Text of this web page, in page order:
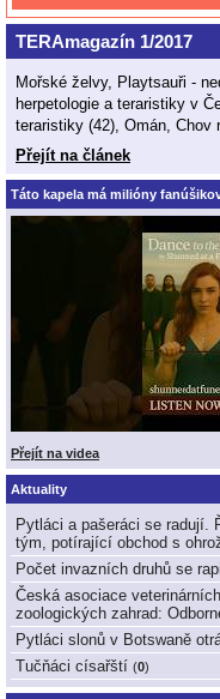
TERAmagazín 1/2017
Mořské želvy, Playtsauři -
herpetologie a teraristiky v
teraristiky (42), Omán, Chov
Přejít na článek
Táto kapela má milióny
Přejít na videa
Aktuality
Pytláci a pašeráci se radují.
tým, potírající obchod s
Počet invazních druhů se
Česká asociace
zoologických zahrad:
Pytláci slonů v Botswaně
Tučňáci císařští (0)